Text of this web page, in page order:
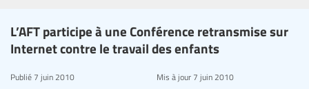
L’AFT participe à une Conférence retransmise sur
Internet contre le travail des enfants
Publié 7 juin 2010 Mis à jour7 juin 2010